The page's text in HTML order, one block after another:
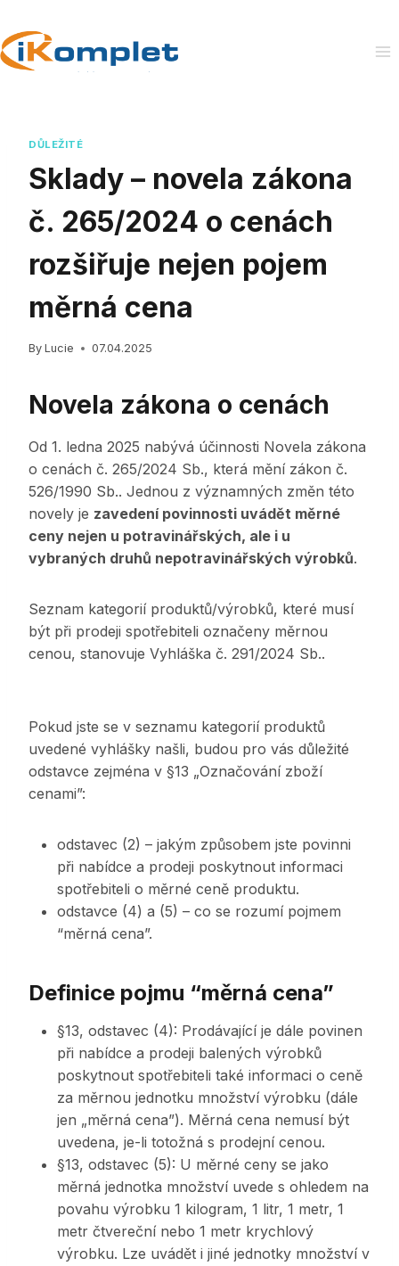
to
content
DŮLEŽITÉ
Sklady – novela zákona
č. 265/2024 o cenách
rozšiřuje nejen pojem
měrná cena
By Lucie 07.04.2025
Novela zákona o cenách
Od 1. ledna 2025 nabývá účinnosti Novela zákona
o cenách č. 265/2024 Sb., která mění zákon č.
526/1990 Sb.. Jednou z významných změn této
novely je zavedení povinnosti uvádět měrné
ceny nejen u potravinářských, ale i u
vybraných druhů nepotravinářských výrobků.
Seznam kategorií produktů/výrobků, které musí
být při prodeji spotřebiteli označeny měrnou
cenou, stanovuje Vyhláška č. 291/2024 Sb..
Pokud jste se v seznamu kategorií produktů
uvedené vyhlášky našli, budou pro vás důležité
odstavce zejména v §13 „Označování zboží
cenami”:
odstavec (2) – jakým způsobem jste povinni
při nabídce a prodeji poskytnout informaci
spotřebiteli o měrné ceně produktu.
odstavce (4) a (5) – co se rozumí pojmem
“měrná cena”.
Definice pojmu “měrná cena”
§13, odstavec (4): Prodávající je dále povinen
při nabídce a prodeji balených výrobků
poskytnout spotřebiteli také informaci o ceně
za měrnou jednotku množství výrobku (dále
jen „měrná cena”). Měrná cena nemusí být
uvedena, je-li totožná s prodejní cenou.
§13, odstavec (5): U měrné ceny se jako
měrná jednotka množství uvede s ohledem na
povahu výrobku 1 kilogram, 1 litr, 1 metr, 1
metr čtvereční nebo 1 metr krychlový
výrobku. Lze uvádět i jiné jednotky množství v